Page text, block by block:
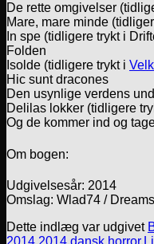
De rette omgivelser
Mare, mare minde
In spe (tidligere trykt i
Folden
Isolde (tidligere trykt i
Hic sunt dracones
Den usynlige verdens
Delilas lokker (tidligere
Og de kommer ind og
Om bogen:
Udgivelsesår: 2014
Omslag: Wlad74 /
Dette indlæg var udgivet
2014,2014,dansk horror,